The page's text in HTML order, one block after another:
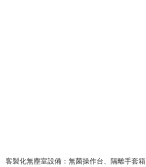
客製化無塵室設備：無菌操作台、隔離手套箱